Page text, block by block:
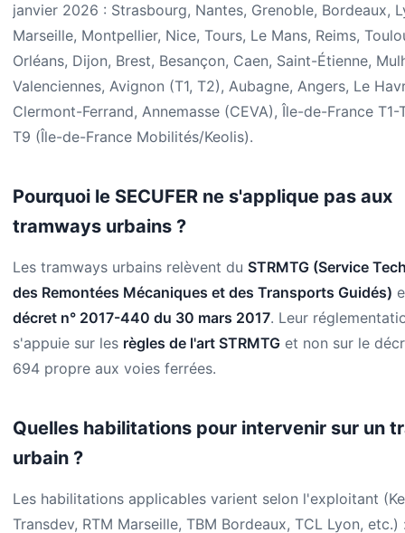
janvier 2026 : Strasbourg, Nantes, Grenoble, Bordeaux,
Marseille, Montpellier, Nice, Tours, Le Mans, Reims,
Orléans, Dijon, Brest, Besançon, Caen, Saint-Étienne,
Valenciennes, Avignon (T1, T2), Aubagne, Angers, Le
Clermont-Ferrand, Annemasse (CEVA), Île-de-France T1-
T9 (Île-de-France Mobilités/Keolis).
Pourquoi le SECUFER ne s'applique pas aux
tramways urbains ?
Les tramways urbains relèvent du STRMTG (Service
des Remontées Mécaniques et des Transports Guidés)
décret n° 2017-440 du 30 mars 2017. Leur
s'appuie sur les règles de l'art STRMTG et non sur le
694 propre aux voies ferrées.
Quelles habilitations pour intervenir sur un
urbain ?
Les habilitations applicables varient selon l'exploitant
Transdev, RTM Marseille, TBM Bordeaux, TCL Lyon, etc.)